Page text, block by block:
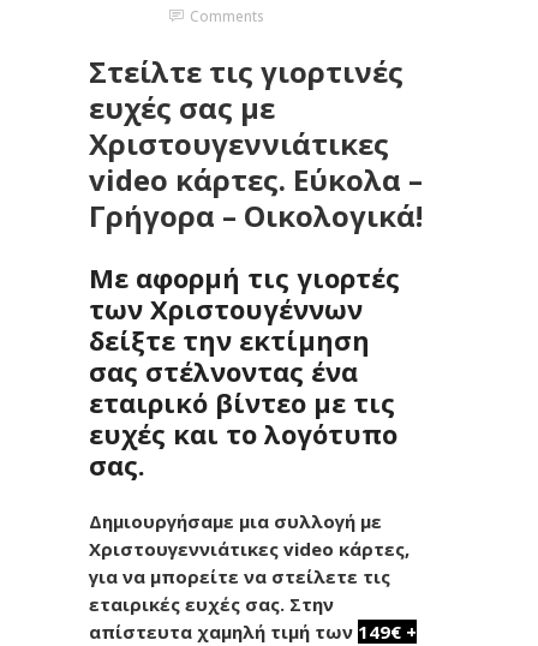
Comments
Στείλτε τις γιορτινές
ευχές σας με
Χριστουγεννιάτικες
video κάρτες. Εύκολα –
Γρήγορα – Οικολογικά!
Με αφορμή τις γιορτές
των Χριστουγέννων
δείξτε την εκτίμηση
σας στέλνοντας ένα
εταιρικό βίντεο με τις
ευχές και το λογότυπο
σας.
Δημιουργήσαμε μια συλλογή με
Χριστουγεννιάτικες video κάρτες,
για να μπορείτε να στείλετε τις
εταιρικές ευχές σας. Στην
απίστευτα χαμηλή τιμή των 149€ +